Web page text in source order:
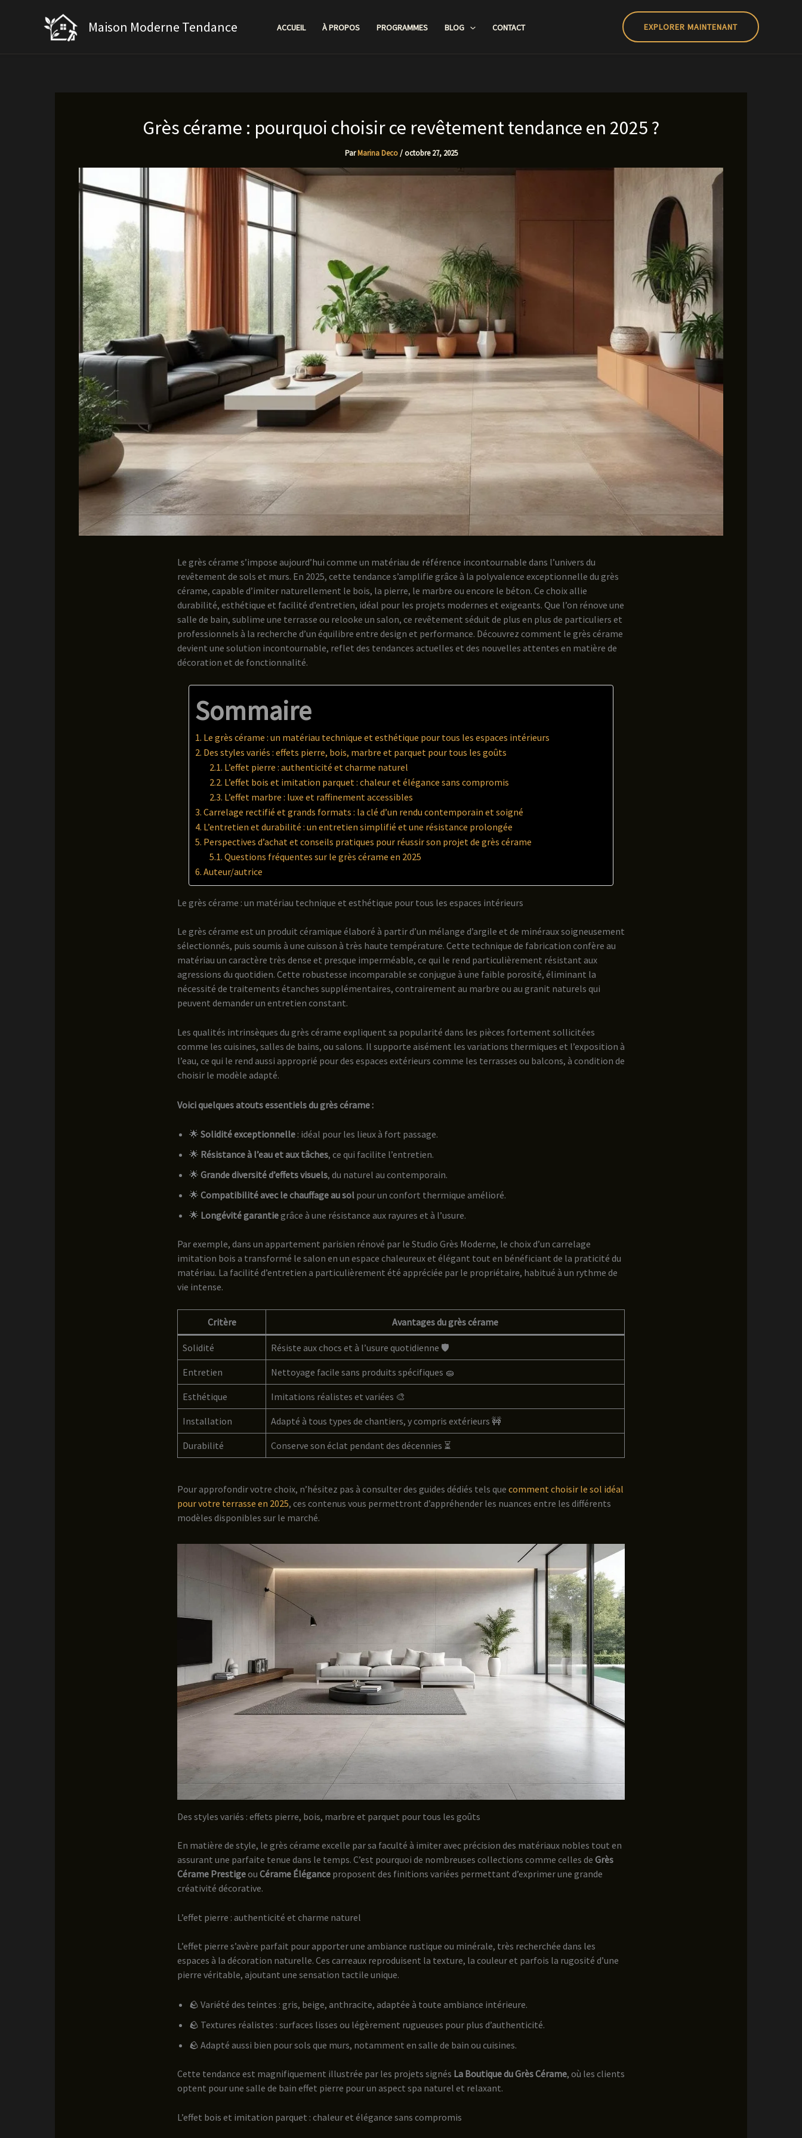
Maison Moderne Tendance ACCUEIL À PROPOS PROGRAMMES BLOG CONTACT EXPLORER MAINTENANT
Grès cérame : pourquoi choisir ce revêtement tendance en 2025 ?
ParMarina Deco/octobre 27, 2025
Le grès cérame s’impose aujourd’hui comme un matériau de référence incontournable dans l’univers du
revêtement de sols et murs. En 2025, cette tendance s’amplifie grâce à la polyvalence exceptionnelle du grès
cérame, capable d’imiter naturellement le bois, la pierre, le marbre ou encore le béton. Ce choix allie
durabilité, esthétique et facilité d’entretien, idéal pour les projets modernes et exigeants. Que l’on rénove une
salle de bain, sublime une terrasse ou relooke un salon, ce revêtement séduit de plus en plus de particuliers et
professionnels à la recherche d’un équilibre entre design et performance. Découvrez comment le grès cérame
devient une solution incontournable, reflet des tendances actuelles et des nouvelles attentes en matière de
décoration et de fonctionnalité.
Sommaire
Le grès cérame : un matériau technique et esthétique pour tous les espaces intérieurs
Des styles variés : effets pierre, bois, marbre et parquet pour tous les goûts
L’effet pierre : authenticité et charme naturel
L’effet bois et imitation parquet : chaleur et élégance sans compromis
L’effet marbre : luxe et raffinement accessibles
Carrelage rectifié et grands formats : la clé d’un rendu contemporain et soigné
L’entretien et durabilité : un entretien simplifié et une résistance prolongée
Perspectives d’achat et conseils pratiques pour réussir son projet de grès cérame
Questions fréquentes sur le grès cérame en 2025
Auteur/autrice
Le grès cérame : un matériau technique et esthétique pour tous les espaces intérieurs
Le grès cérame est un produit céramique élaboré à partir d’un mélange d’argile et de minéraux soigneusement
sélectionnés, puis soumis à une cuisson à très haute température. Cette technique de fabrication confère au
matériau un caractère très dense et presque imperméable, ce qui le rend particulièrement résistant aux
agressions du quotidien. Cette robustesse incomparable se conjugue à une faible porosité, éliminant la
nécessité de traitements étanches supplémentaires, contrairement au marbre ou au granit naturels qui
peuvent demander un entretien constant.
Les qualités intrinsèques du grès cérame expliquent sa popularité dans les pièces fortement sollicitées
comme les cuisines, salles de bains, ou salons. Il supporte aisément les variations thermiques et l’exposition à
l’eau, ce qui le rend aussi approprié pour des espaces extérieurs comme les terrasses ou balcons, à condition de
choisir le modèle adapté.
Voici quelques atouts essentiels du grès cérame :
🌟 Solidité exceptionnelle : idéal pour les lieux à fort passage.
🌟 Résistance à l’eau et aux tâches, ce qui facilite l’entretien.
🌟 Grande diversité d’effets visuels, du naturel au contemporain.
🌟 Compatibilité avec le chauffage au sol pour un confort thermique amélioré.
🌟 Longévité garantiegrâce à une résistance aux rayures et à l’usure.
Par exemple, dans un appartement parisien rénové par le Studio Grès Moderne, le choix d’un carrelage
imitation bois a transformé le salon en un espace chaleureux et élégant tout en bénéficiant de la praticité du
matériau. La facilité d’entretien a particulièrement été appréciée par le propriétaire, habitué à un rythme de
vie intense.
Critère Avantages du grès cérame
Solidité Résiste aux chocs et à l’usure quotidienne 🛡️
Entretien Nettoyage facile sans produits spécifiques 🧽
Esthétique Imitations réalistes et variées 🎨
Installation Adapté à tous types de chantiers, y compris extérieurs 🚧
Durabilité Conserve son éclat pendant des décennies ⏳
Pour approfondir votre choix, n’hésitez pas à consulter des guides dédiés tels que comment choisir le sol idéal
pour votre terrasse en 2025, ces contenus vous permettront d’appréhender les nuances entre les différents
modèles disponibles sur le marché.
Des styles variés : effets pierre, bois, marbre et parquet pour tous les goûts
En matière de style, le grès cérame excelle par sa faculté à imiter avec précision des matériaux nobles tout en
assurant une parfaite tenue dans le temps. C’est pourquoi de nombreuses collections comme celles de Grès
Cérame Prestigeou Cérame Élégance proposent des finitions variées permettant d’exprimer une grande
créativité décorative.
L’effet pierre : authenticité et charme naturel
L’effet pierre s’avère parfait pour apporter une ambiance rustique ou minérale, très recherchée dans les
espaces à la décoration naturelle. Ces carreaux reproduisent la texture, la couleur et parfois la rugosité d’une
pierre véritable, ajoutant une sensation tactile unique.
🪨 Variété des teintes : gris, beige, anthracite, adaptée à toute ambiance intérieure.
🪨 Textures réalistes : surfaces lisses ou légèrement rugueuses pour plus d’authenticité.
🪨 Adapté aussi bien pour sols que murs, notamment en salle de bain ou cuisines.
Cette tendance est magnifiquement illustrée par les projets signés La Boutique du Grès Cérame, où les clients
optent pour une salle de bain effet pierre pour un aspect spa naturel et relaxant.
L’effet bois et imitation parquet : chaleur et élégance sans compromis